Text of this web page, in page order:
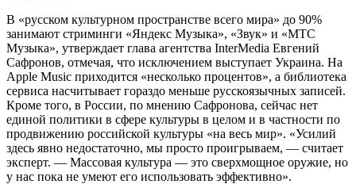
В «русском культурном пространстве всего мира» до 90%
занимают стриминги «Яндекс Музыка», «Звук» и «МТС
Музыка», утверждает глава агентства InterMedia Евгений
Сафронов, отмечая, что исключением выступает Украина. На
Apple Music приходится «несколько процентов», а библиотека
сервиса насчитывает гораздо меньше русскоязычных записей.
Кроме того, в России, по мнению Сафронова, сейчас нет
единой политики в сфере культуры в целом и в частности по
продвижению российской культуры «на весь мир». «Усилий
здесь явно недостаточно, мы просто проигрываем, — считает
эксперт. — Массовая культура — это сверхмощное оружие, но
у нас пока не умеют его использовать эффективно».